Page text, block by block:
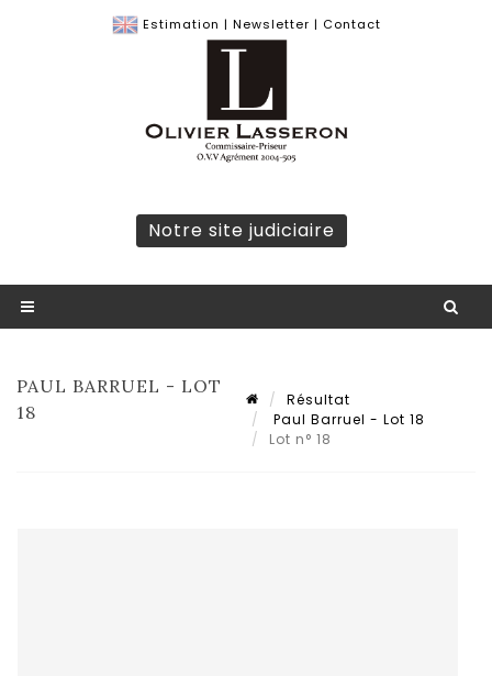
Estimation | Newsletter | Contact
Notre site judiciaire
PAUL BARRUEL - LOT
18
Résultat
Paul Barruel - Lot 18
Lot n° 18